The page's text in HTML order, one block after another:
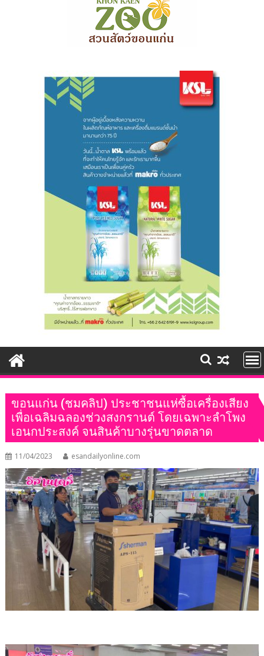
ขอนแก่น (ชมคลิป) ประชาชนแห่ซื้อเครื่องเสียง
เพื่อเฉลิมฉลองช่วงสงกรานต์ โดยเฉพาะลำโพง
เอนกประสงค์ จนสินค้าบางรุ่นขาดตลาด
11/04/2023 esandailyonline.com